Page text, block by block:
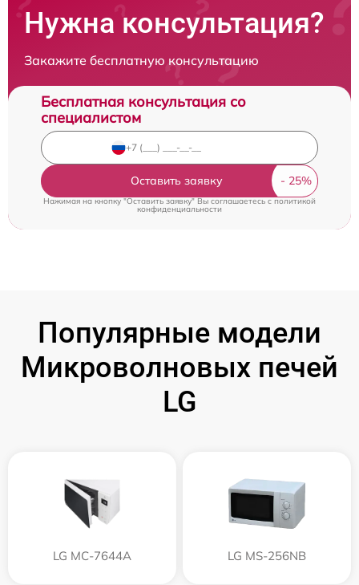
Нужна консультация?
Закажите бесплатную консультацию
Бесплатная консультация со
специалистом
Оставить заявку
Нажимая на кнопку "Оставить заявку" Вы соглашаетесь cполитикой
конфиденциальности
Популярные модели
Микроволновых печей
LG
LG MC-7644A LG MS-256NB